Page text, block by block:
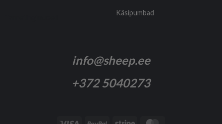
Käsipumbad
info@sheep.ee
+372 5040273